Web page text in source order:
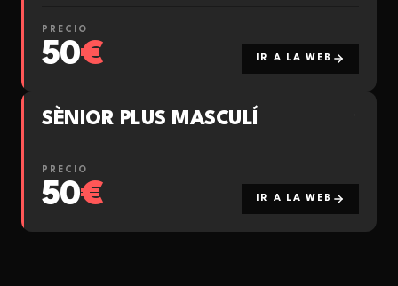
PRECIO
50€ IR A LA WEB
SÈNIOR PLUS MASCULÍ →
PRECIO
50€ IR A LA WEB